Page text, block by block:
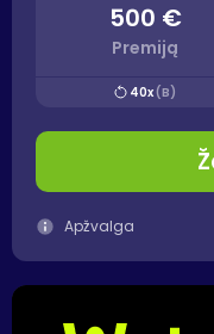
500 €
Premiją
40x(B)
Apžvalga